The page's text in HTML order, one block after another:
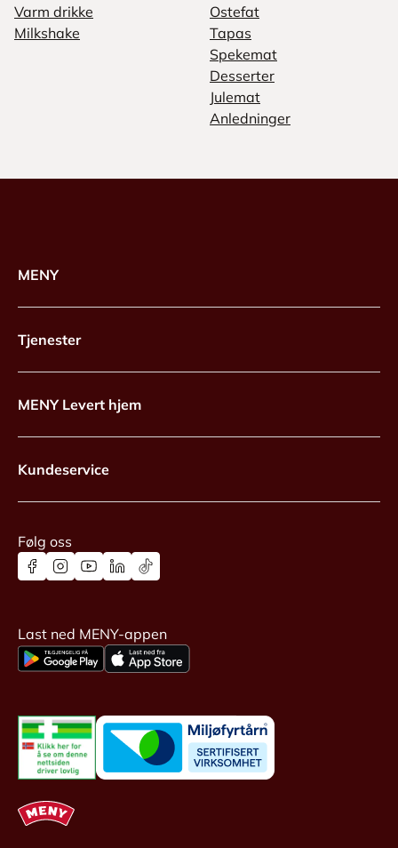
Varm drikke
Milkshake
Ostefat
Tapas
Spekemat
Desserter
Julemat
Anledninger
MENY
Tjenester
MENY Levert hjem
Kundeservice
Følg oss
Last ned MENY-appen